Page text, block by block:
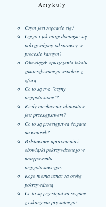
Artykuły
Czym jest znęcanie się?
Czego i jak może domagać się
pokrzywdzony od sprawcy w
procesie karnym?
Obowiązek opuszczenia lokalu
zamieszkiwanego wspólnie z
ofiarą
Co to są tzw. "czyny
przepołowione"?
Kiedy niepłacenie alimentów
jest przestępstwem?
Co to są przestępstwa ścigane
na wniosek?
Podstawowe uprawnienia i
obowiązki pokrzywdzonego w
postępowaniu
przygotowawczym
Kogo można uznać za osobę
pokrzywdzoną
Co to są przestępstwa ścigane
z oskarżenia prywatnego?